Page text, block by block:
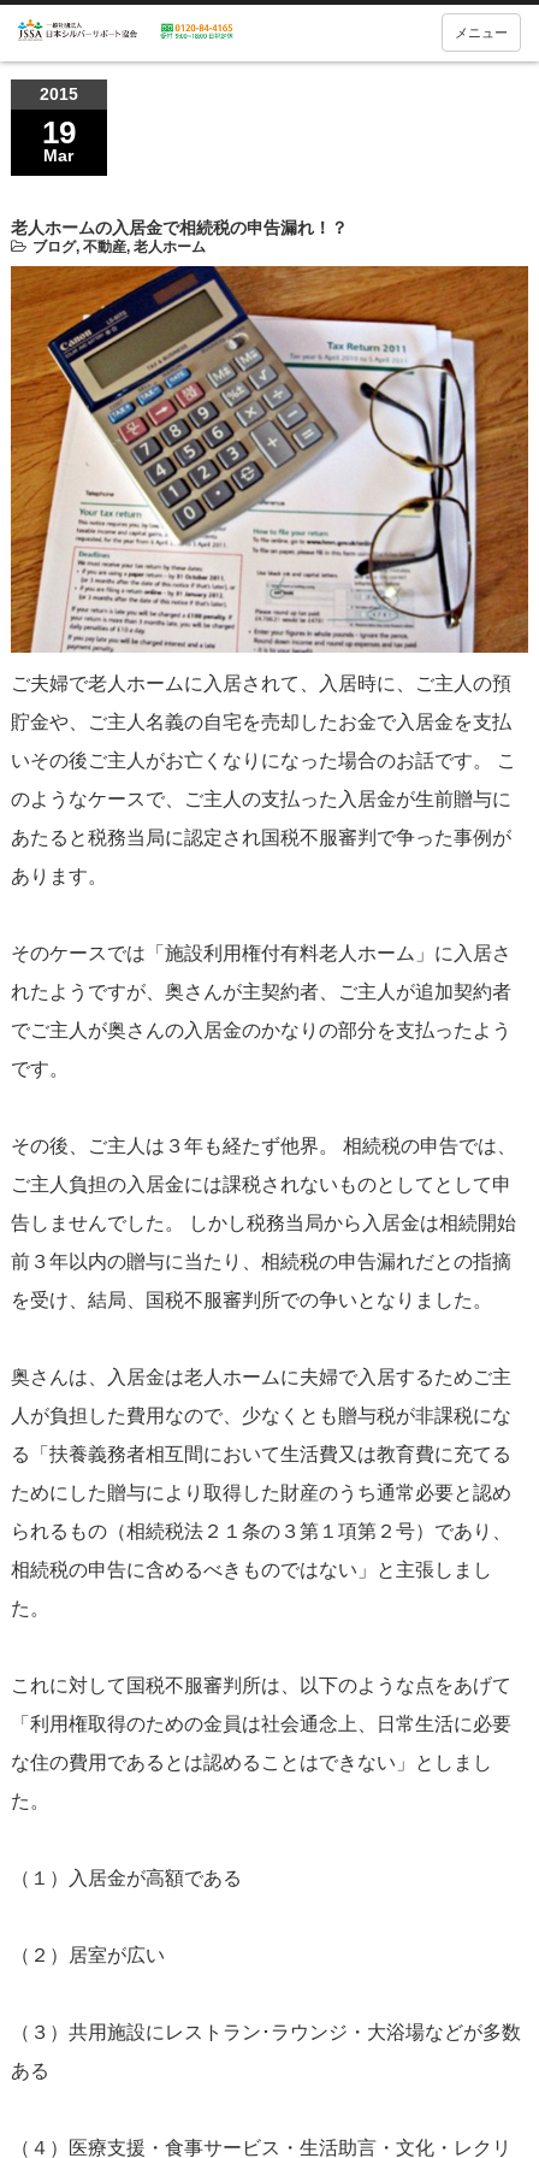
メニュー
2015
19
Mar
老人ホームの入居金で相続税の申告漏れ！？
ブログ, 不動産, 老人ホーム
ご夫婦で老人ホームに入居されて、入居時に、ご主人の預
貯金や、ご主人名義の自宅を売却したお金で入居金を支払
いその後ご主人がお亡くなりになった場合のお話です。 こ
のようなケースで、ご主人の支払った入居金が生前贈与に
あたると税務当局に認定され国税不服審判で争った事例が
あります。
そのケースでは「施設利用権付有料老人ホーム」に入居さ
れたようですが、奥さんが主契約者、ご主人が追加契約者
でご主人が奥さんの入居金のかなりの部分を支払ったよう
です。
その後、ご主人は３年も経たず他界。 相続税の申告では、
ご主人負担の入居金には課税されないものとしてとして申
告しませんでした。 しかし税務当局から入居金は相続開始
前３年以内の贈与に当たり、相続税の申告漏れだとの指摘
を受け、結局、国税不服審判所での争いとなりました。
奥さんは、入居金は老人ホームに夫婦で入居するためご主
人が負担した費用なので、少なくとも贈与税が非課税にな
る「扶養義務者相互間において生活費又は教育費に充てる
ためにした贈与により取得した財産のうち通常必要と認め
られるもの（相続税法２１条の３第１項第２号）であり、
相続税の申告に含めるべきものではない」と主張しまし
た。
これに対して国税不服審判所は、以下のような点をあげて
「利用権取得のための金員は社会通念上、日常生活に必要
な住の費用であるとは認めることはできない」としまし
た。
（１）入居金が高額である
（２）居室が広い
（３）共用施設にレストラン･ラウンジ・大浴場などが多数
ある
（４）医療支援・食事サービス・生活助言・文化・レクリ